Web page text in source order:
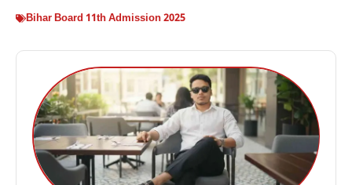
Bihar Board 11th Admission 2025